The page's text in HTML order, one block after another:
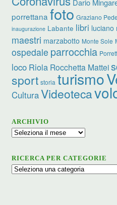
Dario
porrettana foto Graziano
inaugurazione Labante libri luciano
maestri marzabotto Monte Sole
ospedale parrocchia
loco Riola Rocchetta Mattei
sport storia turismo
CulturaVideoteca
ARCHIVIO
Archivio
RICERCA PER CATEGORIE
Ricerca